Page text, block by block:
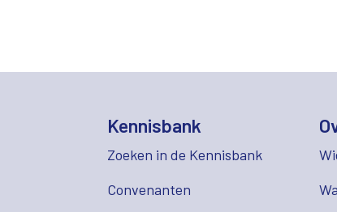
Kennisbank
Zoeken in de Kennisbank
Convenanten